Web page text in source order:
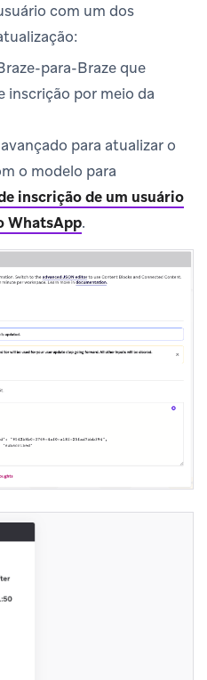
com um dos
para-Braze que
inscrição por meio da
para atualizar o
o modelo para
inscrição de um usuário
WhatsApp.